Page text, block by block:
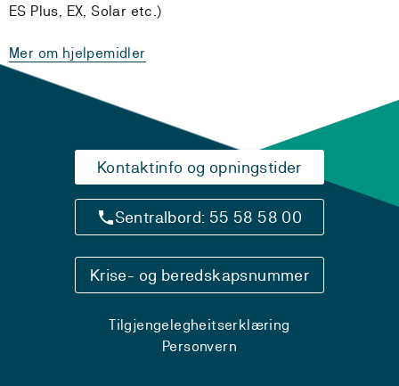
ES Plus, EX, Solar etc.)
Mer om hjelpemidler
Kontaktinfo og opningstider
Sentralbord: 55 58 58 00
Krise- og beredskapsnummer
Tilgjengelegheitserklæring
Personvern